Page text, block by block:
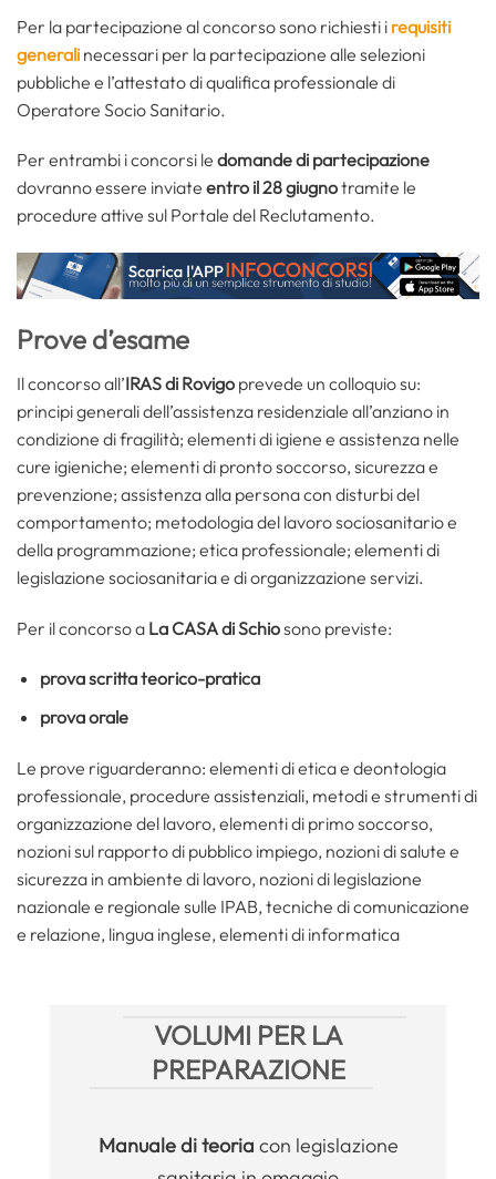
Per la partecipazione al concorso sono richiesti i requisiti
generali necessari per la partecipazione alle selezioni
pubbliche e l’attestato di qualifica professionale di
Operatore Socio Sanitario.
Per entrambi i concorsi le domande di partecipazione
dovranno essere inviate entro il 28 giugnotramite le
procedure attive sul Portale del Reclutamento.
Prove d’esame
Il concorso all’IRAS di Rovigo prevede un colloquio su:
principi generali dell’assistenza residenziale all’anziano in
condizione di fragilità; elementi di igiene e assistenza nelle
cure igieniche; elementi di pronto soccorso, sicurezza e
prevenzione; assistenza alla persona con disturbi del
comportamento; metodologia del lavoro sociosanitario e
della programmazione; etica professionale; elementi di
legislazione sociosanitaria e di organizzazione servizi.
Per il concorso a La CASA di Schiosono previste:
prova scritta teorico-pratica
prova orale
Le prove riguarderanno: elementi di etica e deontologia
professionale, procedure assistenziali, metodi e strumenti di
organizzazione del lavoro, elementi di primo soccorso,
nozioni sul rapporto di pubblico impiego, nozioni di salute e
sicurezza in ambiente di lavoro, nozioni di legislazione
nazionale e regionale sulle IPAB, tecniche di comunicazione
e relazione, lingua inglese, elementi di informatica
VOLUMI PER LA
PREPARAZIONE
Manualedi teoria con legislazione